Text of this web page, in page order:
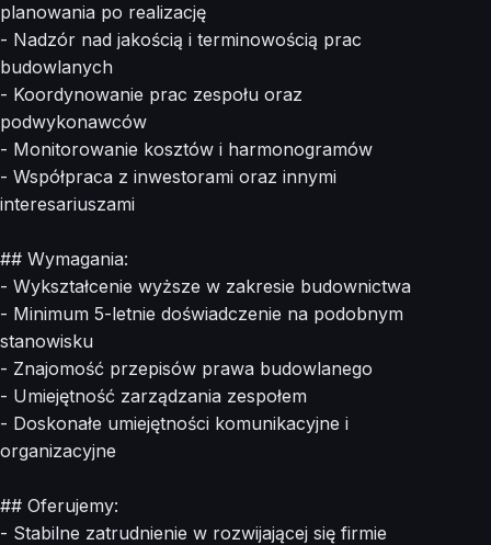
planowania po realizację
- Nadzór nad jakością i terminowością prac
budowlanych
- Koordynowanie prac zespołu oraz
podwykonawców
- Monitorowanie kosztów i harmonogramów
- Współpraca z inwestorami oraz innymi
interesariuszami
## Wymagania:
- Wykształcenie wyższe w zakresie budownictwa
- Minimum 5-letnie doświadczenie na podobnym
stanowisku
- Znajomość przepisów prawa budowlanego
- Umiejętność zarządzania zespołem
- Doskonałe umiejętności komunikacyjne i
organizacyjne
## Oferujemy:
- Stabilne zatrudnienie w rozwijającej się firmie